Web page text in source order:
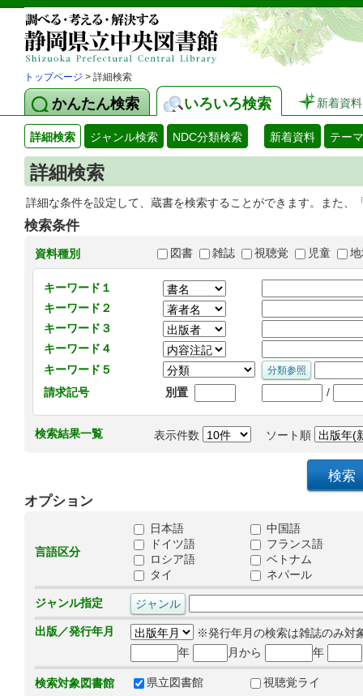
トップページ > 詳細検索
かんたん検索 いろいろ検索 新着資料
詳細検索 ジャンル検索 NDC分類検索 新着資料 テー
詳細検索
詳細な条件を設定して、蔵書を検索することができます。また
検索条件
資料種別 図書 雑誌 視聴覚 児童
キーワード１
キーワード２
キーワード３
キーワード４
キーワード５
請求記号
別置 /
検索結果一覧 表示件数 ソート順
オプション
言語区分
日本語
中国語
ドイツ語
フランス語
ロシア語
ベトナム
タイ
ネパール
ジャンル指定
出版／発行年月
※発行年月の検索は雑誌のみ対
年
月から 年
検索対象図書館 県立図書館 視聴覚ライ